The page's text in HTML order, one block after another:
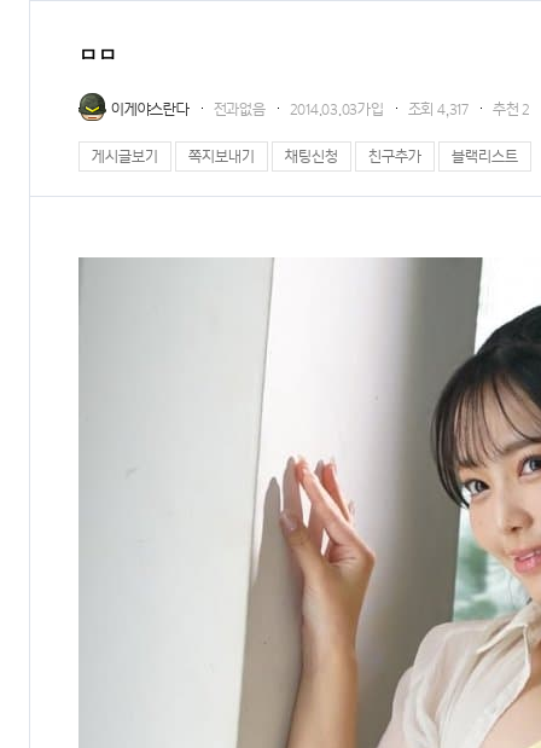
ㅁㅁ
이게야스란다 전과없음 2014.03.03가입 조회4,317 추천2
게시글보기 쪽지보내기 채팅신청 친구추가 블랙리스트